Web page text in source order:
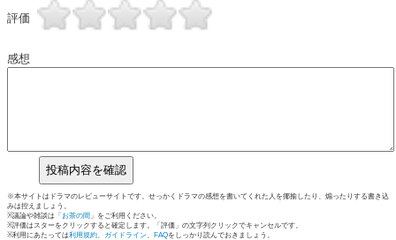
評価
感想
※本サイトはドラマのレビューサイトです。せっかくドラマの感想を書いてくれた人を揶揄したり、煽ったりする書き込
みは控えましょう。
※議論や雑談は「 お茶の間 」をご利用ください。
※評価はスターをクリックすると確定します。「評価」の文字列クリックでキャンセルです。
※利用にあたっては利用規約、 ガイドライン、 FAQをしっかり読んでおきましょう。